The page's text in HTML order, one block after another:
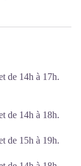
de 14h à 17h.
de 14h à 18h.
de 15h à 19h.